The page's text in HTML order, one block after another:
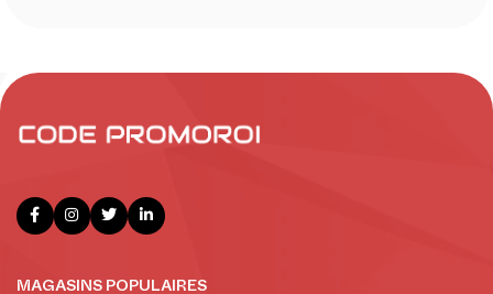
MAGASINS POPULAIRES